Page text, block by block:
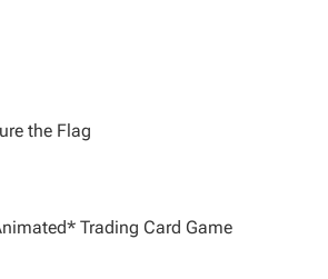
the Flag
Trading Card Game